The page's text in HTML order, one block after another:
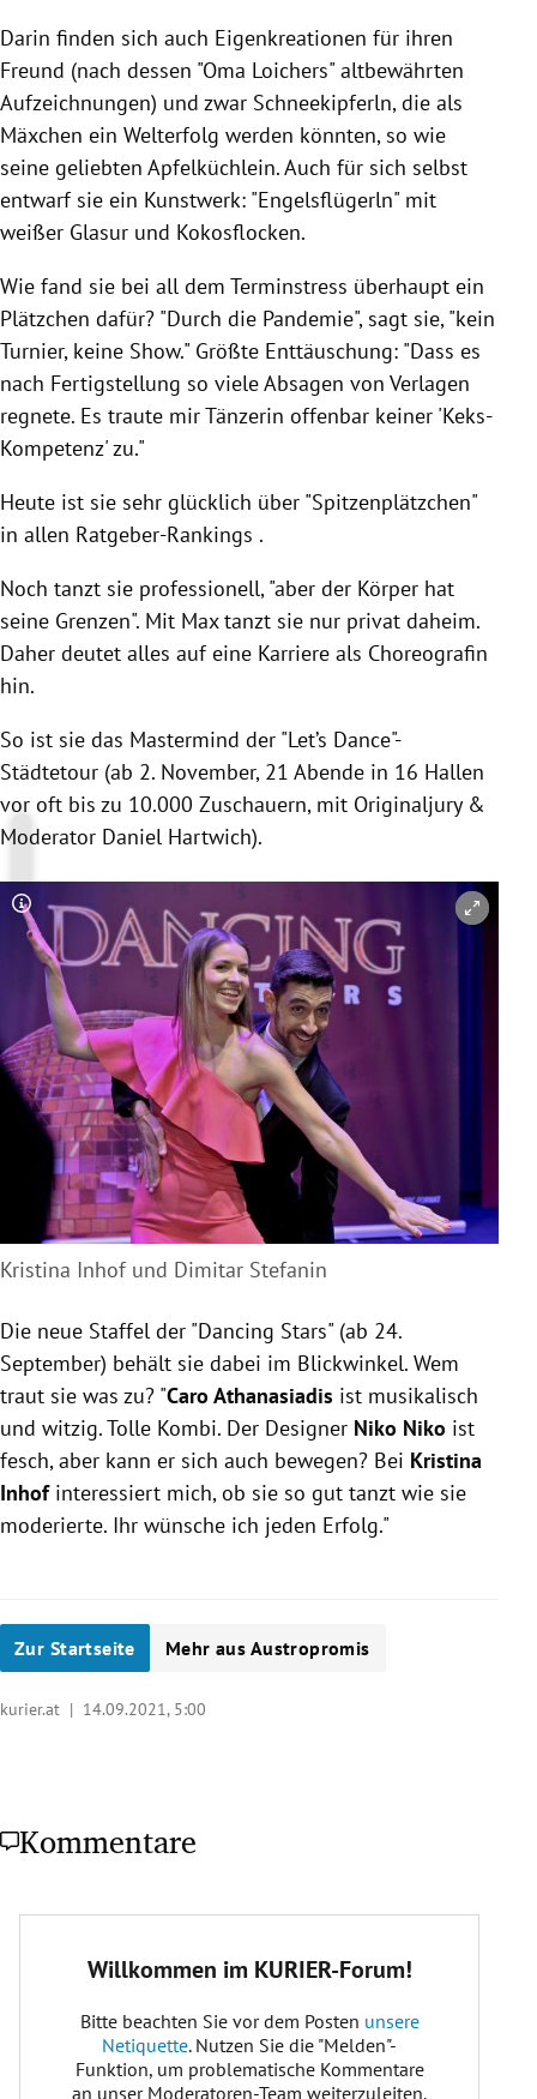
Darin finden sich auch Eigenkreationen für ihren
Freund (nach dessen "Oma Loichers" altbewährten
Aufzeichnungen) und zwar Schneekipferln, die als
Mäxchen ein Welterfolg werden könnten, so wie
seine geliebten Apfelküchlein. Auch für sich selbst
entwarf sie ein Kunstwerk: "Engelsflügerln" mit
weißer Glasur und Kokosflocken.
Wie fand sie bei all dem Terminstress überhaupt ein
Plätzchen dafür? "Durch die Pandemie", sagt sie, "kein
Turnier, keine Show." Größte Enttäuschung: "Dass es
nach Fertigstellung so viele Absagen von Verlagen
regnete. Es traute mir Tänzerin offenbar keiner 'Keks-
Kompetenz' zu."
Heute ist sie sehr glücklich über "Spitzenplätzchen"
in allen Ratgeber-Rankings .
Noch tanzt sie professionell, "aber der Körper hat
seine Grenzen". Mit Max tanzt sie nur privat daheim.
Daher deutet alles auf eine Karriere als Choreografin
hin.
So ist sie das Mastermind der "Let’s Dance"-
Städtetour (ab 2. November, 21 Abende in 16 Hallen
vor oft bis zu 10.000 Zuschauern, mit Originaljury &
Moderator Daniel Hartwich).
Copyright-Hinweis öffnen/schließen
Kristina Inhof und Dimitar Stefanin
Die neue Staffel der "Dancing Stars" (ab 24.
September) behält sie dabei im Blickwinkel. Wem
traut sie was zu? "Caro Athanasiadis ist musikalisch
und witzig. Tolle Kombi. Der Designer Niko Niko ist
fesch, aber kann er sich auch bewegen? Bei Kristina
Inhofinteressiert mich, ob sie so gut tanzt wie sie
moderierte. Ihr wünsche ich jeden Erfolg."
Zur Startseite Mehr aus Austropromis
kurier.at | 14.09.2021, 5:00
Kommentare